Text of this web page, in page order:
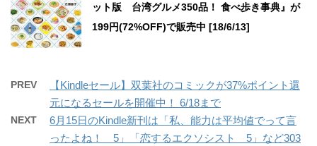
ット版 台湾グルメ350品！ 食べ歩き事典』が
199円(72%OFF)で販売中 [18/6/13]
PREV
【Kindleセール】双葉社のコミックが37%ポイント還
元になるセールを開催中！ 6/18まで
NEXT
6月15日のKindle新刊は「私、能力は平均値でって言
ったよね！ 5」「恋するエクソシスト 5」など303